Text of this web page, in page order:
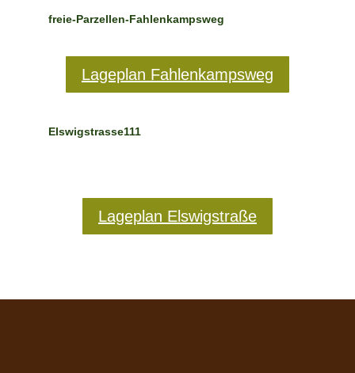
freie-Parzellen-Fahlenkampsweg
Lageplan Fahlenkampsweg
Elswigstrasse111
Lageplan Elswigstraße